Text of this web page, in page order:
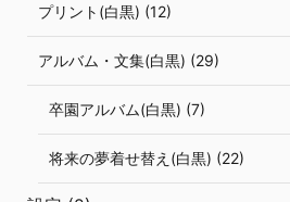
プリント(白黒) (12)
アルバム・文集(白黒) (29)
卒園アルバム(白黒) (7)
将来の夢着せ替え(白黒) (22)